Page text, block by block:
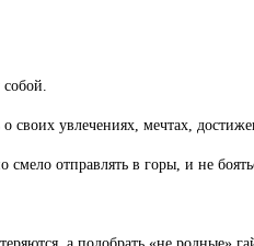
своих увлечениях, мечтах,
отправлять в горы, и не